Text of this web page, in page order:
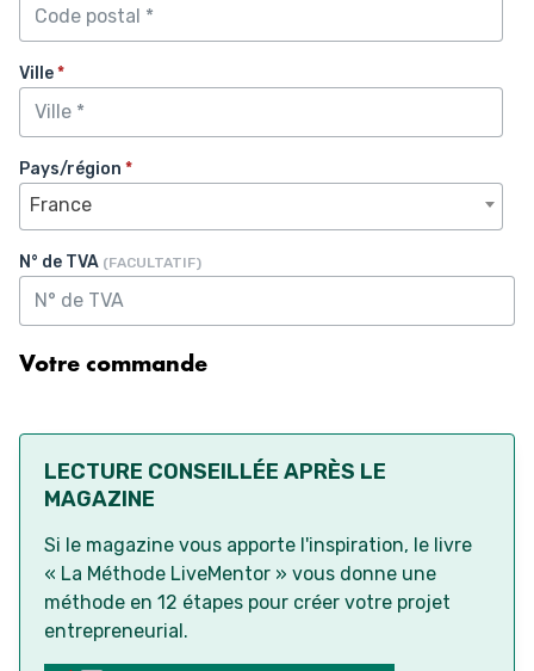
Ville*
Pays/région *
France
N° de TVA (FACULTATIF)
Votre commande
LECTURE CONSEILLÉE APRÈS LE
MAGAZINE
Si le magazine vous apporte l'inspiration, le livre
« La Méthode LiveMentor » vous donne une
méthode en 12 étapes pour créer votre projet
entrepreneurial.